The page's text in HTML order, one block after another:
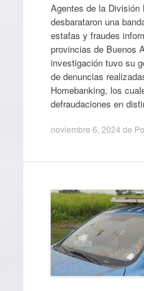
Agentes de la División
desbarataron una
estafas y fraudes
provincias de Buenos
investigación tuvo su
de denuncias
Homebanking, los
defraudaciones en
noviembre 6, 2024 de